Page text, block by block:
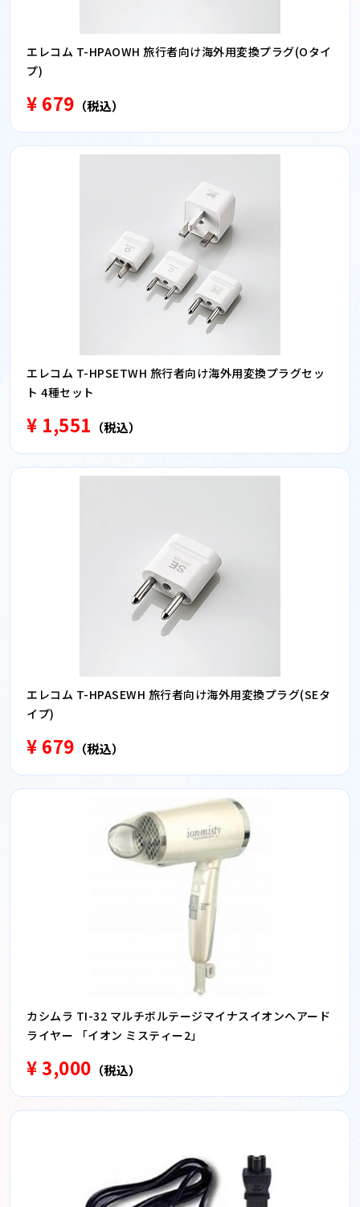
エレコム T-HPAOWH 旅行者向け海外用変換プラグ(Oタイ
プ)
¥ 679 （税込）
エレコム T-HPSETWH 旅行者向け海外用変換プラグセッ
ト 4種セット
¥ 1,551 （税込）
エレコム T-HPASEWH 旅行者向け海外用変換プラグ(SEタ
イプ)
¥ 679 （税込）
カシムラ TI-32 マルチボルテージマイナスイオンヘアード
ライヤー 「イオン ミスティー2」
¥ 3,000 （税込）